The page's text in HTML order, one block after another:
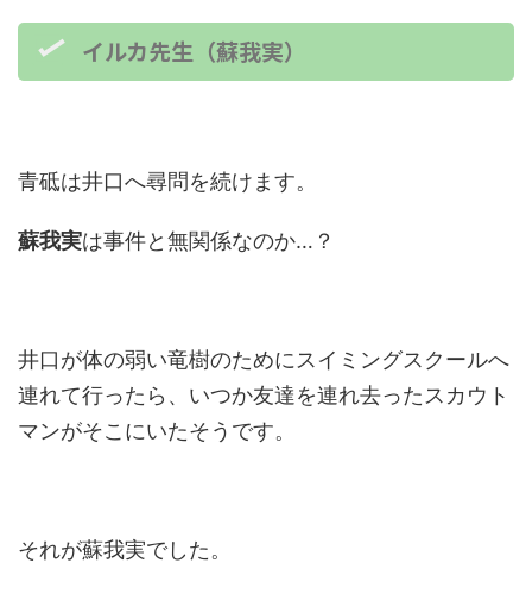
イルカ先生（蘇我実）
青砥は井口へ尋問を続けます。
蘇我実は事件と無関係なのか…？
井口が体の弱い竜樹のためにスイミングスクールへ
連れて行ったら、いつか友達を連れ去ったスカウト
マンがそこにいたそうです。
それが蘇我実でした。